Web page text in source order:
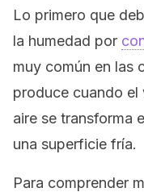
Lo primero que
la humedad por
muy común en las
produce cuando el
aire se transforma
una superficie fría.
Para comprender